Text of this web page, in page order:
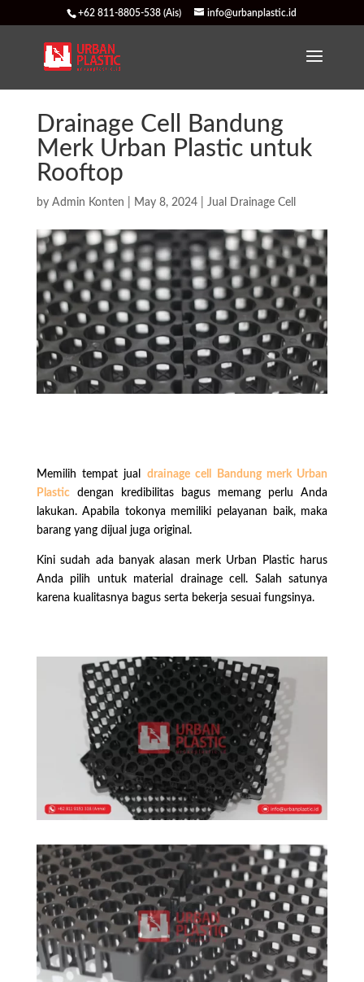
+62 811-8805-538 (Ais) info@urbanplastic.id
Drainage Cell Bandung
Merk Urban Plastic untuk
Rooftop
by Admin Konten May 8, 2024| Jual Drainage Cell
Memilih tempat jual drainage cell Bandung merk Urban
Plasticdengan kredibilitas bagus memang perlu Anda
lakukan. Apabila tokonya memiliki pelayanan baik, maka
barang yang dijual juga original.
Kini sudah ada banyak alasan merk Urban Plastic harus
Anda pilih untuk material drainage cell. Salah satunya
karena kualitasnya bagus serta bekerja sesuai fungsinya.